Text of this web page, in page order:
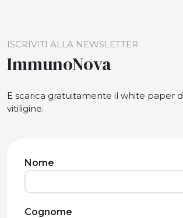
ISCRIVITI ALLA NEWSLETTER
ImmunoNova
E scarica gratuitamente il white paper
vitiligine.
Nome
Cognome